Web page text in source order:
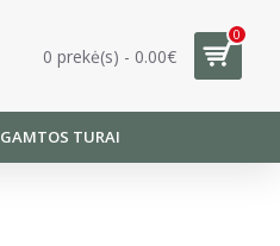
0 prekė(s) - 0.00€
0
GAMTOS TURAI